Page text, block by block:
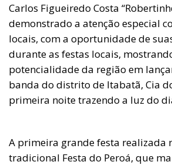
Carlos Figueiredo Costa
demonstrado a atenção especial
locais, com a oportunidade de
durante as festas locais,
potencialidade da região em
banda do distrito de Itabatã, Cia
primeira noite trazendo a luz do
A primeira grande festa realizada
tradicional Festa do Peroá, que